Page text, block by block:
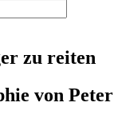
zu reiten
von